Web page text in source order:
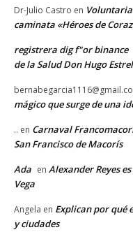
Dr-Julio Castro en
caminata «Héroes de
registrera dig f"or binance
de la Salud Don Hugo
mágico que surge de una
.. en Carnaval
San Francisco de Macorís
Ada en Alexander Reyes
Vega
Angela en Explican por qué
y ciudades